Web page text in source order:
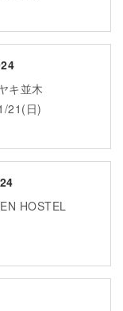
キ並木
21(日)
HOSTEL